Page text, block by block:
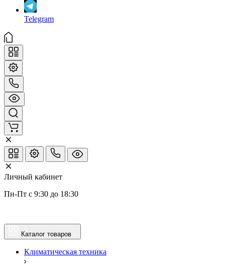
Telegram
Личный кабинет
Пн-Пт с 9:30 до 18:30
Каталог товаров
Климатическая техника